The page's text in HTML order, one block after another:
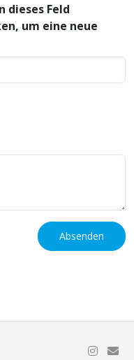
dieses Feld
um eine neue
Absenden